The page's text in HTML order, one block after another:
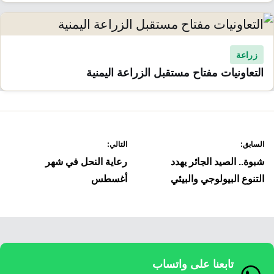
زراعة
التعاونيات مفتاح مستقبل الزراعة اليمنية
المقالات
السابق:
شبوة.. الصيد الجائر يهدد
التنوع البيولوجي والبيئي
التالي:
رعاية النحل في شهر
أغسطس
تابعنا على واتساب